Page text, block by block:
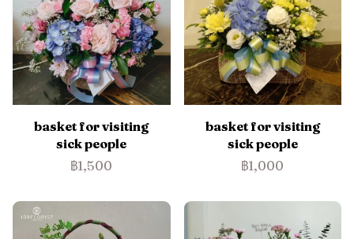
basket for visiting
sick people
฿1,500
basket for visiting
sick people
฿1,000